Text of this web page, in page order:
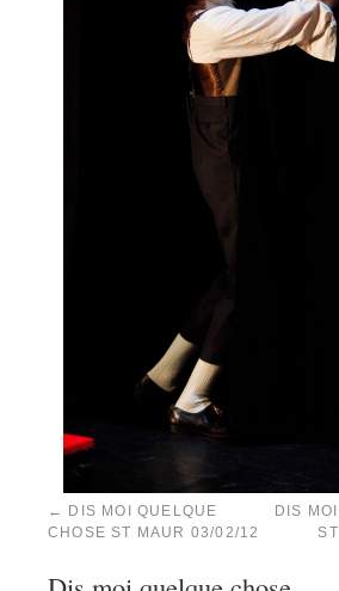
DIS MOI QUELQUE
CHOSE ST MAUR 03/02/12
DIS